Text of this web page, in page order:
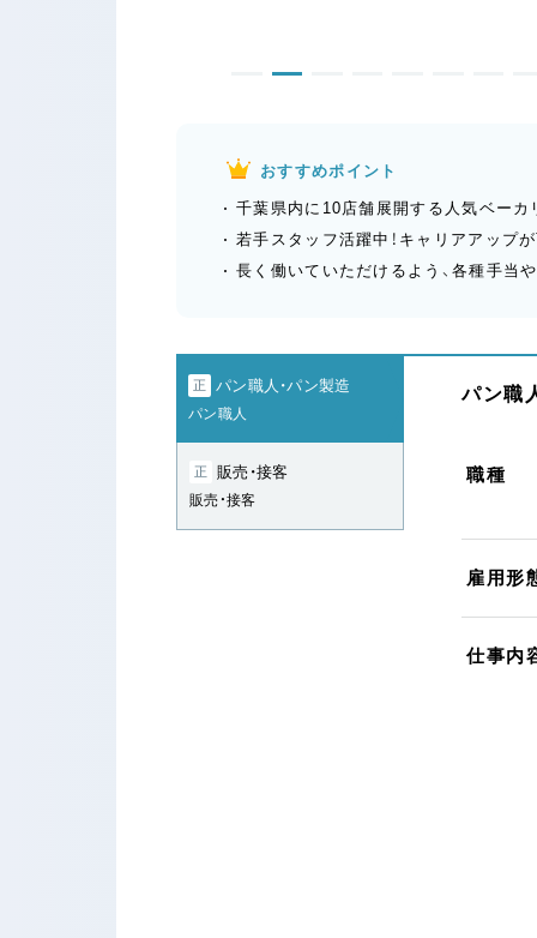
おすすめポイント
千葉県内に10店舗展開する人気ベーカ
若手スタッフ活躍中！キャリアアップ
長く働いていただけるよう、各種手当
正 パン職人・パン製造
パン職人
正 販売・接客
販売・接客
パン職
職種
雇用形
仕事内